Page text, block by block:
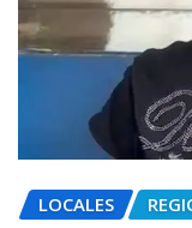
LOCALES